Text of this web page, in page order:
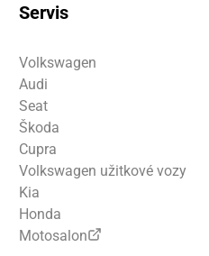
Servis
Volkswagen
Audi
Seat
Škoda
Cupra
Volkswagen užitkové vozy
Kia
Honda
Motosalon